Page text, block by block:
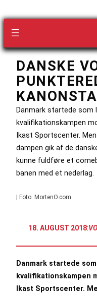
DANSKE
Danmark startede som
kvalifikationskampen
Ikast Sportscenter.
dampen gik af de
kunne fuldføre et
banen med et nederlag.
| Foto: MortenO.com
18. AUGUST 2018:
Danmark startede
kvalifikationskampen
Ikast Sportscenter.